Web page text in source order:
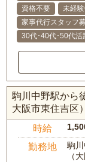
資格不要
未経
家事代行スタッフ
30代･40代･50代活
駒川中野駅から
大阪市東住吉区）
時給
勤務地
駒
（